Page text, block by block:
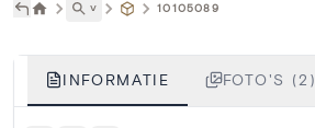
˅ 10105089
INFORMATIE FOTO'S (2)